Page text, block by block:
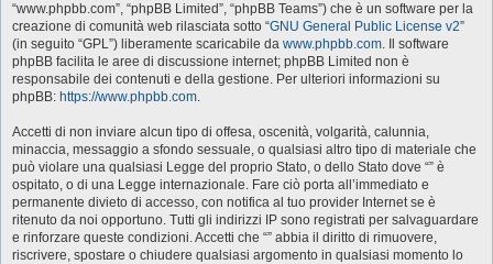
“www.phpbb.com”, “phpBB Limited”, “phpBB Teams”) che è un software per la
creazione di comunità web rilasciata sotto “GNU General Public License v2”
(in seguito “GPL”) liberamente scaricabile da www.phpbb.com. Il software
phpBB facilita le aree di discussione internet; phpBB Limited non è
responsabile dei contenuti e della gestione. Per ulteriori informazioni su
phpBB: https://www.phpbb.com.
Accetti di non inviare alcun tipo di offesa, oscenità, volgarità, calunnia,
minaccia, messaggio a sfondo sessuale, o qualsiasi altro tipo di materiale che
può violare una qualsiasi Legge del proprio Stato, o dello Stato dove “” è
ospitato, o di una Legge internazionale. Fare ciò porta all’immediato e
permanente divieto di accesso, con notifica al tuo provider Internet se è
ritenuto da noi opportuno. Tutti gli indirizzi IP sono registrati per salvaguardare
e rinforzare queste condizioni. Accetti che “” abbia il diritto di rimuovere,
riscrivere, spostare o chiudere qualsiasi argomento in qualsiasi momento lo